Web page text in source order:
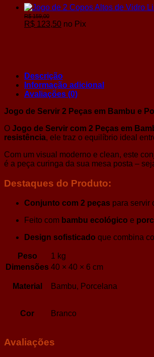
R$47,00
R$ 123,50 no Pix
Descrição
Informação adicional
Avaliações (0)
Jogo de Servir 2 Peças em Bambu e
O Jogo de Servir com 2 Peças em
resistência, ele traz o equilíbrio ideal
Com um visual moderno e clean, este
é a peça curinga da sua mesa posta –
Destaques do Produto:
Conjunto com 2 peças para servir
Feito com bambu ecológico e
Design sofisticado que combina
Peso
1 kg
Dimensões 40 × 40 × 6 cm
Material Bambu, Porcelana
Cor Branco
Avaliações